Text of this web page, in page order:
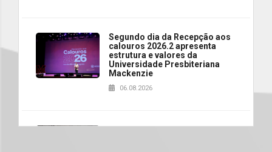
Segundo dia da Recepção aos
calouros 2026.2 apresenta
estrutura e valores da
Universidade Presbiteriana
Mackenzie
06.08.2026